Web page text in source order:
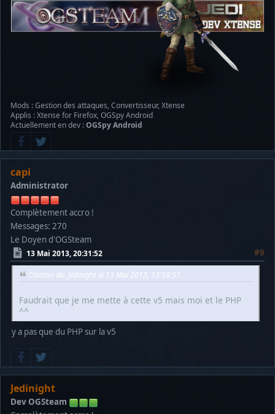
Mods : Gestion des attaques, Convertisseur, Xtense
Applis : Xtense for Firefox, OGSpy Android
Actuellement en dev :OGSpy Android
capi
Administrator
Complètement accro !
Messages: 270
Le Doyen d'OGSteam
13 Mai 2013, 20:31:52 #9
Citation de: Jedinight le 13 Mai 2013, 13:58:57
Faudrait que je me mette à cette v5 mais moi et le PHP
^^
y a pas que du PHP sur la v5
Jedinight
Dev OGSteam